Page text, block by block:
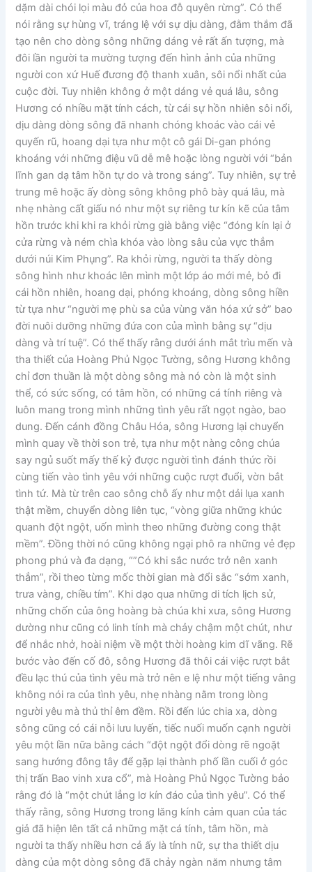
dặm dài chói lọi màu đỏ của hoa đỗ quyên rừng”. Có thể
nói rằng sự hùng vĩ, tráng lệ với sự dịu dàng, đằm thắm đã
tạo nên cho dòng sông những dáng vẻ rất ấn tượng, mà
đôi lần người ta mường tượng đến hình ảnh của những
người con xứ Huế đương độ thanh xuân, sôi nổi nhất của
cuộc đời. Tuy nhiên không ở một dáng vẻ quá lâu, sông
Hương có nhiều mặt tính cách, từ cái sự hồn nhiên sôi nổi,
dịu dàng dòng sông đã nhanh chóng khoác vào cái vẻ
quyến rũ, hoang dại tựa như một cô gái Di-gan phóng
khoáng với những điệu vũ dễ mê hoặc lòng người với “bản
lĩnh gan dạ tâm hồn tự do và trong sáng”. Tuy nhiên, sự trẻ
trung mê hoặc ấy dòng sông không phô bày quá lâu, mà
nhẹ nhàng cất giấu nó như một sự riêng tư kín kẽ của tâm
hồn trước khi khi ra khỏi rừng già bằng việc “đóng kín lại ở
cửa rừng và ném chìa khóa vào lòng sâu của vực thẳm
dưới núi Kim Phụng”. Ra khỏi rừng, người ta thấy dòng
sông hình như khoác lên mình một lớp áo mới mẻ, bỏ đi
cái hồn nhiên, hoang dại, phóng khoáng, dòng sông hiền
từ tựa như “người mẹ phù sa của vùng văn hóa xứ sở” bao
đời nuôi dưỡng những đứa con của mình bằng sự “dịu
dàng và trí tuệ”. Có thể thấy rằng dưới ánh mắt trìu mến và
tha thiết của Hoàng Phủ Ngọc Tường, sông Hương không
chỉ đơn thuần là một dòng sông mà nó còn là một sinh
thể, có sức sống, có tâm hồn, có những cá tính riêng và
luôn mang trong mình những tình yêu rất ngọt ngào, bao
dung. Đến cánh đồng Châu Hóa, sông Hương lại chuyển
mình quay về thời son trẻ, tựa như một nàng công chúa
say ngủ suốt mấy thế kỷ được người tình đánh thức rồi
cùng tiến vào tình yêu với những cuộc rượt đuổi, vờn bắt
tình tứ. Mà từ trên cao sông chỗ ấy như một dải lụa xanh
thật mềm, chuyển dòng liên tục, “vòng giữa những khúc
quanh đột ngột, uốn mình theo những đường cong thật
mềm”. Đồng thời nó cũng không ngại phô ra những vẻ đẹp
phong phú và đa dạng, “”Có khi sắc nước trở nên xanh
thẳm”, rồi theo từng mốc thời gian mà đổi sắc “sớm xanh,
trưa vàng, chiều tím”. Khi dạo qua những di tích lịch sử,
những chốn của ông hoàng bà chúa khi xưa, sông Hương
dường như cũng có linh tính mà chảy chậm một chút, như
để nhắc nhở, hoài niệm về một thời hoàng kim dĩ vãng. Rẽ
bước vào đến cố đô, sông Hương đã thôi cái việc rượt bắt
đều lạc thú của tình yêu mà trở nên e lệ như một tiếng vâng
không nói ra của tình yêu, nhẹ nhàng nằm trong lòng
người yêu mà thủ thỉ êm đềm. Rồi đến lúc chia xa, dòng
sông cũng có cái nỗi lưu luyến, tiếc nuối muốn cạnh người
yêu một lần nữa bằng cách “đột ngột đổi dòng rẽ ngoặt
sang hướng đông tây để gặp lại thành phố lần cuối ở góc
thị trấn Bao vinh xưa cổ”, mà Hoàng Phủ Ngọc Tường bảo
rằng đó là “một chút lẳng lơ kín đáo của tình yêu”. Có thể
thấy rằng, sông Hương trong lăng kính cảm quan của tác
giả đã hiện lên tất cả những mặt cá tính, tâm hồn, mà
người ta thấy nhiều hơn cả ấy là tính nữ, sự tha thiết dịu
dàng của một dòng sông đã chảy ngàn năm nhưng tâm